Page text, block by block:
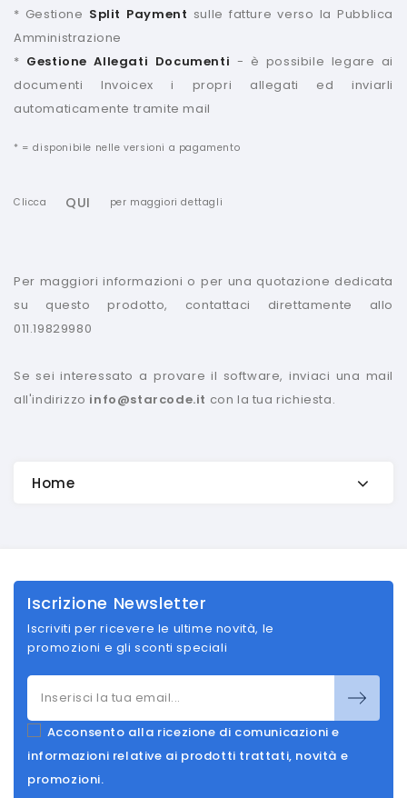
* Gestione Split Payment sulle fatture verso la Pubblica
Amministrazione
* Gestione Allegati Documenti - è possibile legare ai
documenti Invoicex i propri allegati ed inviarli
automaticamente tramite mail
* = disponibile nelle versioni a pagamento
Clicca QUI per maggiori dettagli
Per maggiori informazioni o per una quotazione dedicata
su questo prodotto, contattaci direttamente allo
011.19829980
Se sei interessato a provare il software, inviaci una mail
all'indirizzo info@starcode.it con la tua richiesta.
Home
Iscrizione Newsletter
Iscriviti per ricevere le ultime novità, le
promozioni e gli sconti speciali
Acconsento alla ricezione di comunicazioni e
informazioni relative ai prodotti trattati, novità e
promozioni.